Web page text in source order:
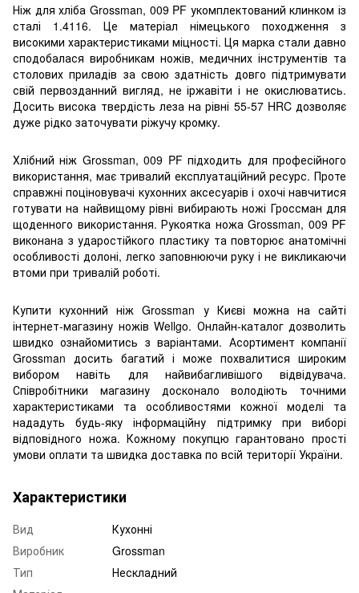
Ніж для хліба Grossman, 009 PF укомплектований клинком із
сталі 1.4116. Це матеріал німецького походження з
високими характеристиками міцності. Ця марка стали давно
сподобалася виробникам ножів, медичних інструментів та
столових приладів за свою здатність довго підтримувати
свій первозданний вигляд, не іржавіти і не окислюватись.
Досить висока твердість леза на рівні 55-57 HRC дозволяє
дуже рідко заточувати ріжучу кромку.
Хлібний ніж Grossman, 009 PF підходить для професійного
використання, має тривалий експлуатаційний ресурс. Проте
справжні поціновувачі кухонних аксесуарів і охочі навчитися
готувати на найвищому рівні вибирають ножі Гроссман для
щоденного використання. Рукоятка ножа Grossman, 009 PF
виконана з ударостійкого пластику та повторює анатомічні
особливості долоні, легко заповнюючи руку і не викликаючи
втоми при тривалій роботі.
Купити кухонний ніж Grossman у Києві можна на сайті
інтернет-магазину ножів Wellgo. Онлайн-каталог дозволить
швидко ознайомитись з варіантами. Асортимент компанії
Grossman досить багатий і може похвалитися широким
вибором навіть для найвибагливішого відвідувача.
Співробітники магазину досконало володіють точними
характеристиками та особливостями кожної моделі та
нададуть будь-яку інформаційну підтримку при виборі
відповідного ножа. Кожному покупцю гарантовано прості
умови оплати та швидка доставка по всій території України.
Характеристики
Вид
Кухонні
Виробник
Grossman
Тип
Нескладний